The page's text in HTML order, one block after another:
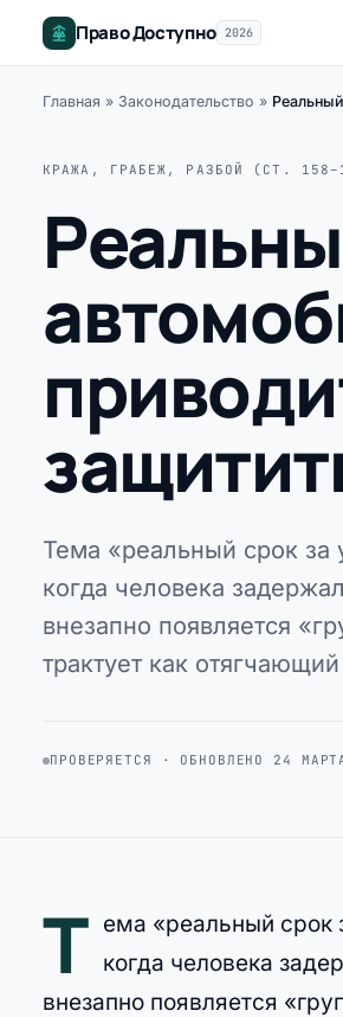
Право Доступно 2026
Главная » Законодательство »
КРАЖА, ГРАБЕЖ, РАЗБОЙ (СТ.
Тема «реальный срок за
когда человека
внезапно появляется
трактует как
ПРОВЕРЯЕТСЯ · ОБНОВЛЕНО 24
Т ема «реальный срок
когда человека
внезапно появляется